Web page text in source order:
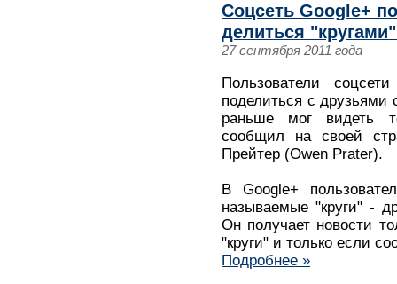
Соцсеть Google+
делиться
27 сентября 2011 года
Пользователи
поделиться с друзьями
раньше мог видеть
сообщил на своей
Прейтер (Owen Prater).
В Google+
называемые "круги" -
Он получает новости
"круги" и только если
Подробнее »